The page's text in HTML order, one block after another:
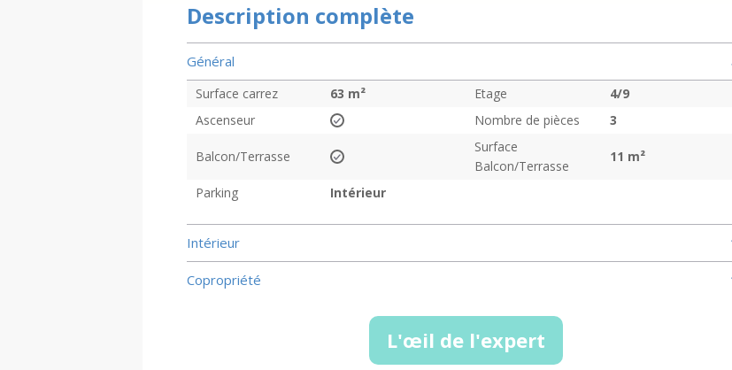
Description complète
Général
Surface carrez 63 m² Etage
4/9
Ascenseur
Nombre de pièces 3
Balcon/Terrasse
Surface
Balcon/Terrasse
11 m²
Parking Intérieur
Intérieur
Copropriété
L'œil de l'expert